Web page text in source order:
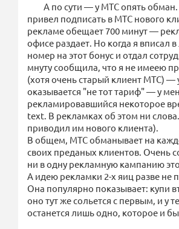
А по сути — у МТС опять обман.
привел подписать в МТС нового
рекламе обещает 700 минут —
офисе раздает. Но когда я вписал в
номер на этот бонус и отдал
мнуту сообщила, что я не имеею
(хотя очень старый клиент МТС) —
оказывается "не тот тариф" — у
рекламировавшийся некоторое
text. В рекламках об этом ни
приводил им нового клиента).
В общем, МТС обманывает на
своих преданых клиентов. Очень
ни в одну рекламную кампанию
А идею рекламки 2-х яиц разве не
Она популярно показывает: купи
оно тут же сольется с первым, и у
останется лишь одно, которое и